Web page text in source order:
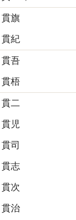
貫旗
貫紀
貫吾
貫梧
貫二
貫児
貫司
貫志
貫次
貫治